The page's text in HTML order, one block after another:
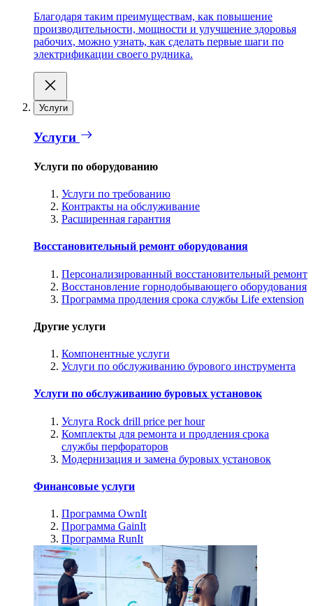
Благодаря таким преимуществам, как повышение
производительности, мощности и улучшение здоровья
рабочих, можно узнать, как сделать первые шаги по
электрификации своего рудника.
Услуги
Услуги
Услуги по оборудованию
Услуги по требованию
Контракты на обслуживание
Расширенная гарантия
Восстановительный ремонт оборудования
Персонализированный восстановительный ремонт
Восстановление горнодобывающего оборудования
Программа продления срока службы Life extension
Другие услуги
Компонентные услуги
Услуги по обслуживанию бурового инструмента
Услуги по обслуживанию буровых установок
Услуга Rock drill price per hour
Комплекты для ремонта и продления срока
службы перфораторов
Модернизация и замена буровых установок
Финансовые услуги
Программа OwnIt
Программа GainIt
Программа RunIt